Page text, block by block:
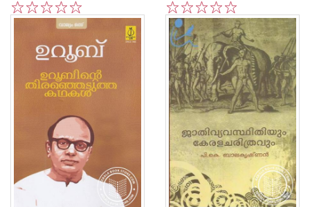
5
4
3
2
1 5
4
3
2
1